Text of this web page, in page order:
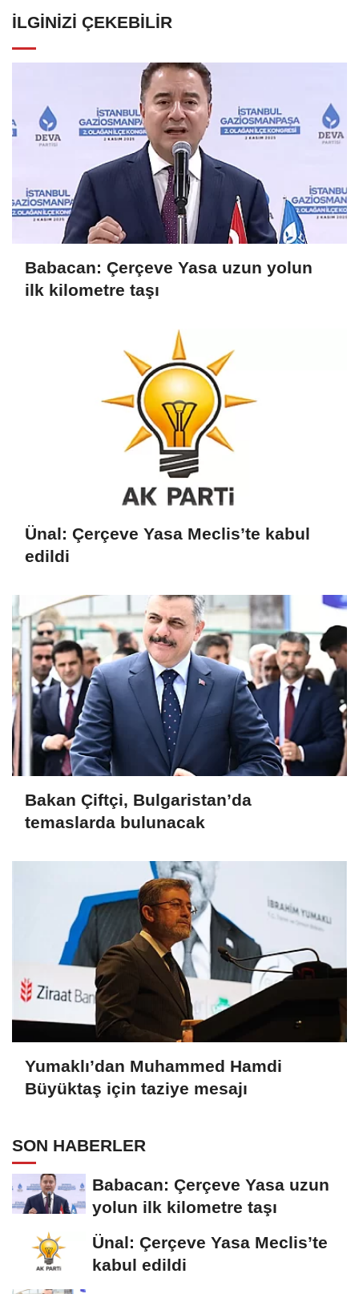
İLGINIZI ÇEKEBILIR
Babacan: Çerçeve Yasa uzun yolun
ilk kilometre taşı
Ünal: Çerçeve Yasa Meclis’te kabul
edildi
Bakan Çiftçi, Bulgaristan’da
temaslarda bulunacak
Yumaklı’dan Muhammed Hamdi
Büyüktaş için taziye mesajı
SON HABERLER
Babacan: Çerçeve Yasa uzun
yolun ilk kilometre taşı
Ünal: Çerçeve Yasa Meclis’te
kabul edildi